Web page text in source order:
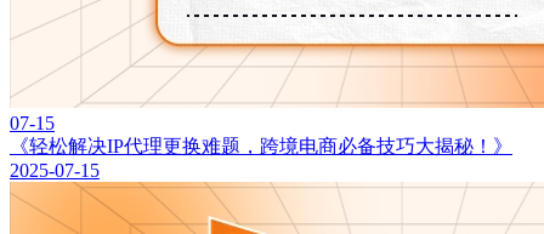
07-15
《轻松解决IP代理更换难题，跨境电商必备技巧大揭秘！》
2025-07-15